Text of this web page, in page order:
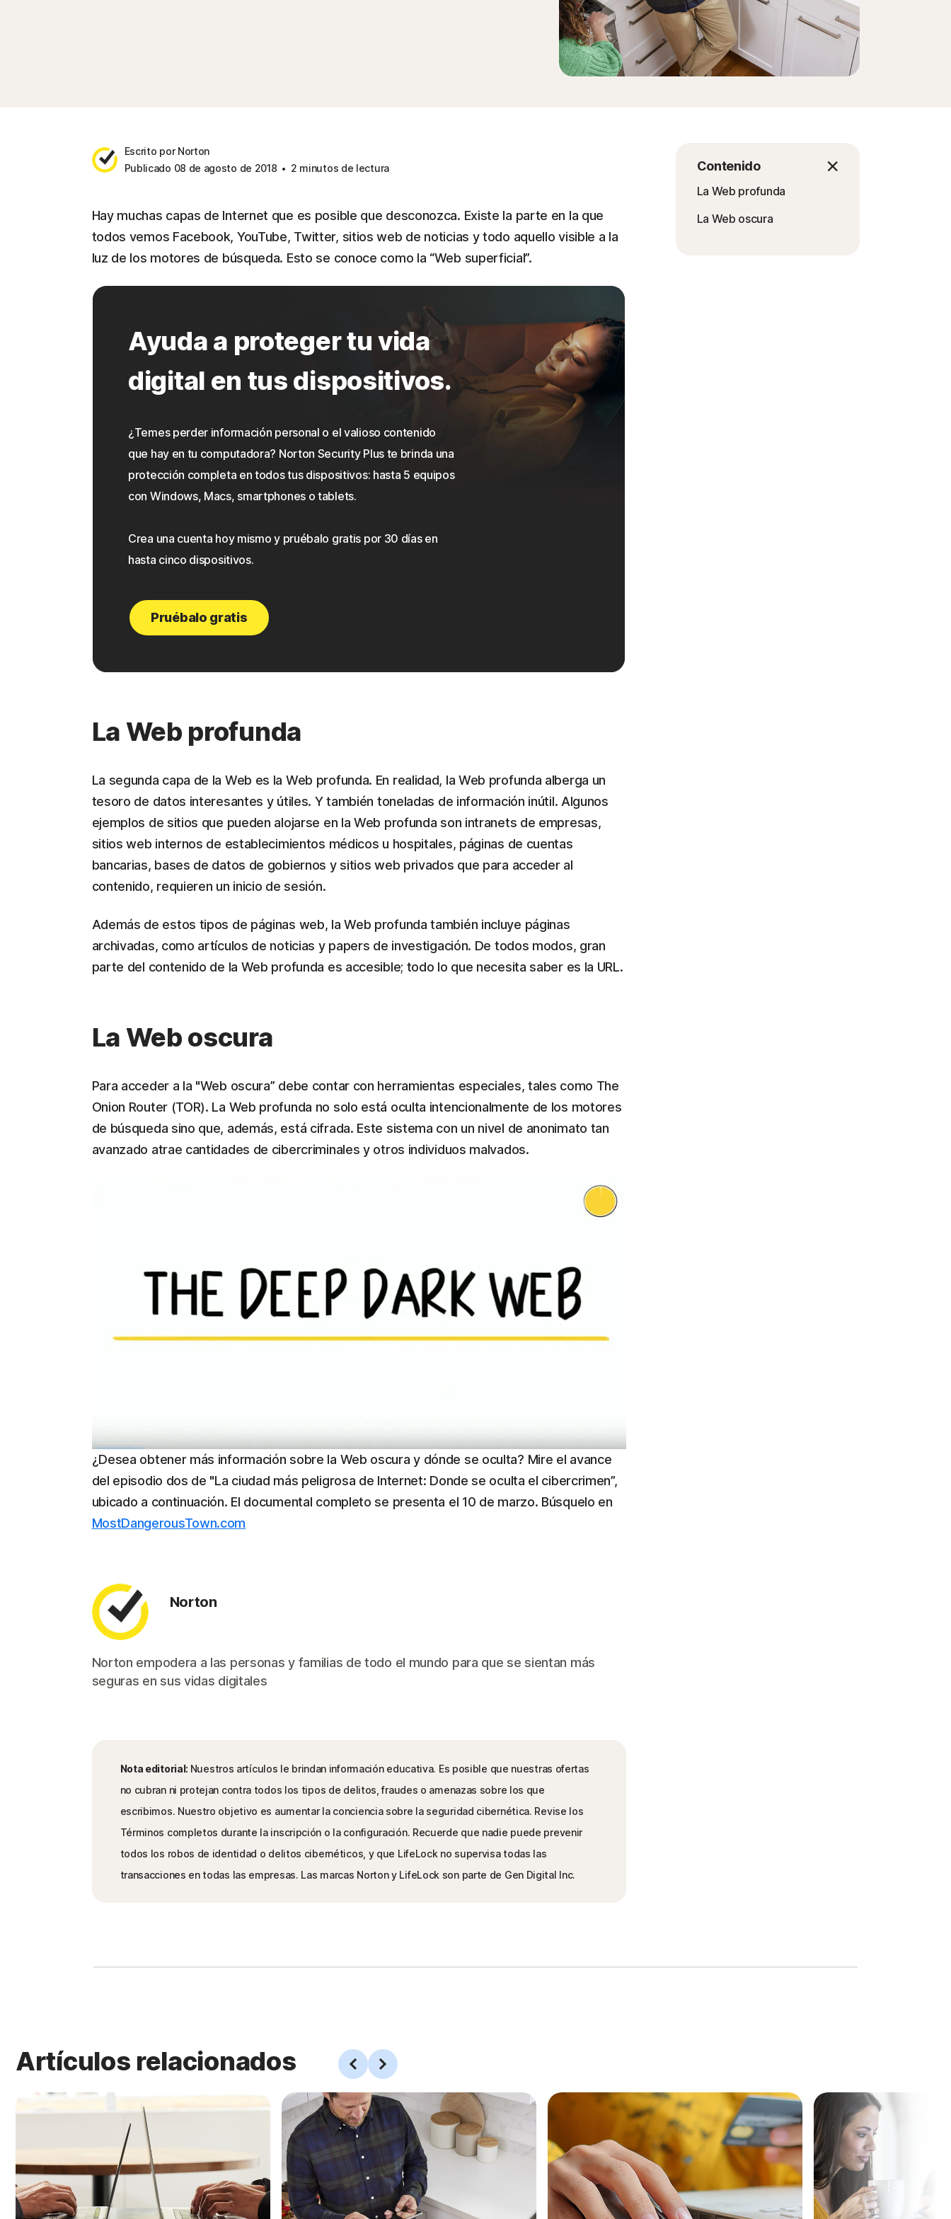
Escrito por Norton
Publicado 08 de agosto de 2018
2 minutos de lectura Contenido
La Web profunda
La Web oscura
Hay muchas capas de Internet que es posible que desconozca. Existe la parte en la que
todos vemos Facebook, YouTube, Twitter, sitios web de noticias y todo aquello visible a la
luz de los motores de búsqueda. Esto se conoce como la “Web superficial”.
Ayuda a proteger tu vida
digital en tus dispositivos.
¿Temes perder información personal o el valioso contenido
que hay en tu computadora? Norton Security Plus te brinda una
protección completa en todos tus dispositivos: hasta 5 equipos
con Windows, Macs, smartphones o tablets.
Crea una cuenta hoy mismo y pruébalo gratis por 30 días en
hasta cinco dispositivos.
Pruébalo gratis
La Web profunda
La segunda capa de la Web es la Web profunda. En realidad, la Web profunda alberga un
tesoro de datos interesantes y útiles. Y también toneladas de información inútil. Algunos
ejemplos de sitios que pueden alojarse en la Web profunda son intranets de empresas,
sitios web internos de establecimientos médicos u hospitales, páginas de cuentas
bancarias, bases de datos de gobiernos y sitios web privados que para acceder al
contenido, requieren un inicio de sesión.
Además de estos tipos de páginas web, la Web profunda también incluye páginas
archivadas, como artículos de noticias y papers de investigación. De todos modos, gran
parte del contenido de la Web profunda es accesible; todo lo que necesita saber es la URL.
La Web oscura
Para acceder a la "Web oscura” debe contar con herramientas especiales, tales como The
Onion Router (TOR). La Web profunda no solo está oculta intencionalmente de los motores
de búsqueda sino que, además, está cifrada. Este sistema con un nivel de anonimato tan
avanzado atrae cantidades de cibercriminales y otros individuos malvados.
¿Desea obtener más información sobre la Web oscura y dónde se oculta? Mire el avance
del episodio dos de "La ciudad más peligrosa de Internet: Donde se oculta el cibercrimen”,
ubicado a continuación. El documental completo se presenta el 10 de marzo. Búsquelo en
MostDangerousTown.com
Norton
Norton empodera a las personas y familias de todo el mundo para que se sientan más
seguras en sus vidas digitales
Nota editorial: Nuestros artículos le brindan información educativa. Es posible que nuestras ofertas
no cubran ni protejan contra todos los tipos de delitos, fraudes o amenazas sobre los que
escribimos. Nuestro objetivo es aumentar la conciencia sobre la seguridad cibernética. Revise los
Términos completos durante la inscripción o la configuración. Recuerde que nadie puede prevenir
todos los robos de identidad o delitos cibernéticos, y que LifeLock no supervisa todas las
transacciones en todas las empresas. Las marcas Norton y LifeLock son parte de Gen Digital Inc.
Artículos relacionados